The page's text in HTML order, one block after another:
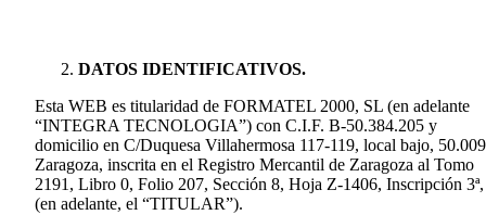
DATOS IDENTIFICATIVOS.
Esta WEB es titularidad de FORMATEL 2000, SL (en adelante
“INTEGRA TECNOLOGIA”) con C.I.F. B-50.384.205 y
domicilio en C/Duquesa Villahermosa 117-119, local bajo, 50.009
Zaragoza, inscrita en el Registro Mercantil de Zaragoza al Tomo
2191, Libro 0, Folio 207, Sección 8, Hoja Z-1406, Inscripción 3ª,
(en adelante, el “TITULAR”).